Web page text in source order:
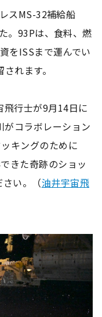
スMS-32補給船
。93Pは、食料、燃
をISSまで運んでい
れます。
行士が9月14日に
がコラボレーション
キングのために
きた奇跡のショッ
さい。（油井宇宙飛